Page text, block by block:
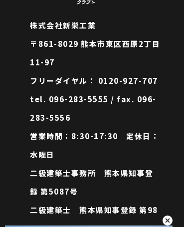
株式会社新栄工業
〒861-8029 熊本市東区西原2丁目
11-97
フリーダイヤル： 0120-927-707
tel. 096-283-5555 / fax. 096-
283-5556
営業時間：8:30-17:30 定休日：
水曜日
二級建築士事務所 熊本県知事登
録 第5087号
二級建築士 熊本県知事登録 第98